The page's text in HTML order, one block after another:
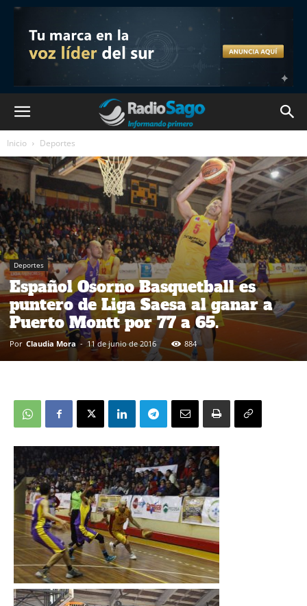
Inicio Deportes
Deportes
Español Osorno Basquetball es
puntero de Liga Saesa al ganar a
Puerto Montt por 77 a 65.
Por Claudia Mora - 11 de junio de 2016 884